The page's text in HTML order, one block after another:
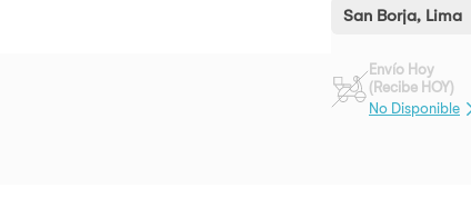
San Borja, Lima
Envío Hoy
(Recibe HOY)
No Disponible